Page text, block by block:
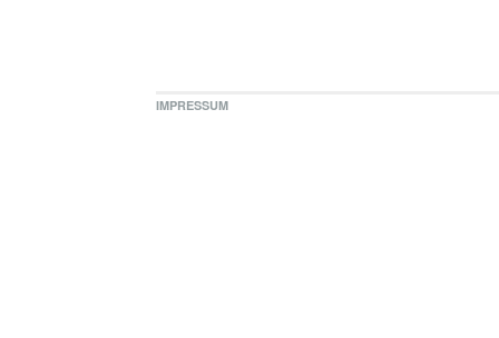
IMPRESSUM